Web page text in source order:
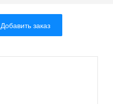
Добавить заказ